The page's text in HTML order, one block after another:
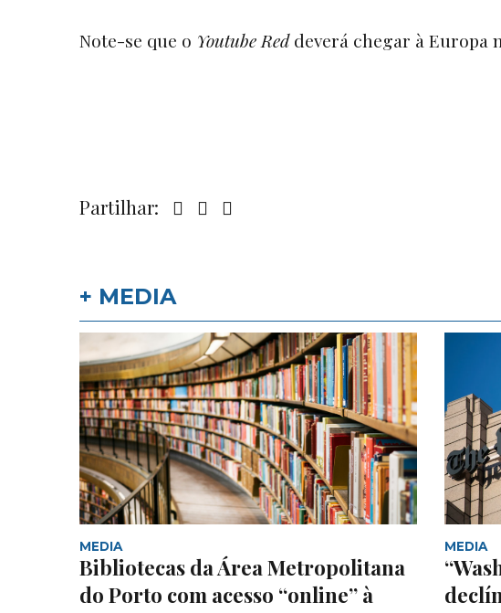
Note-se que o Youtube Reddeverá chegar à Europa
Partilhar:
+ MEDIA
MEDIA
Bibliotecas da Área Metropolitana
do Porto com acesso “online” à
MEDIA